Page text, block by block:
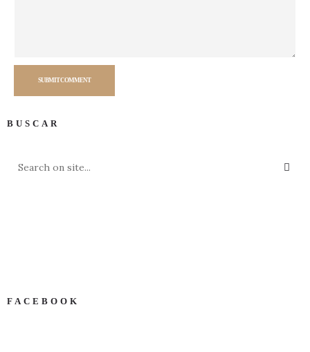
SUBMIT COMMENT
BUSCAR
FACEBOOK